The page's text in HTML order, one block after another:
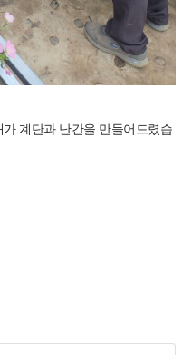
계단과 난간을 만들어드렸습